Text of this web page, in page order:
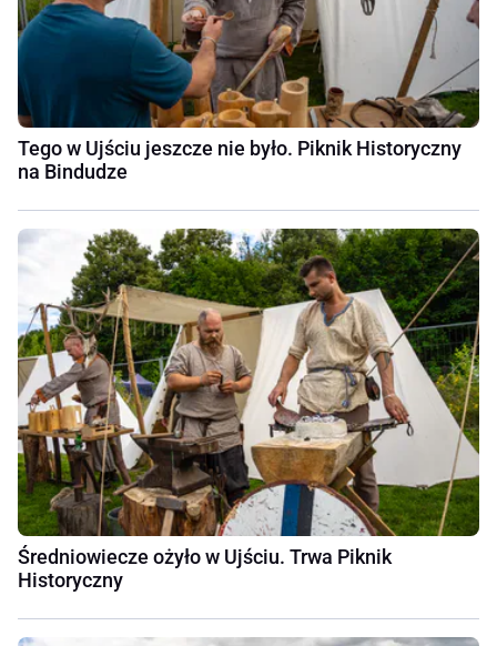
Tego w Ujściu jeszcze nie było. Piknik Historyczny
na Bindudze
Średniowiecze ożyło w Ujściu. Trwa Piknik
Historyczny